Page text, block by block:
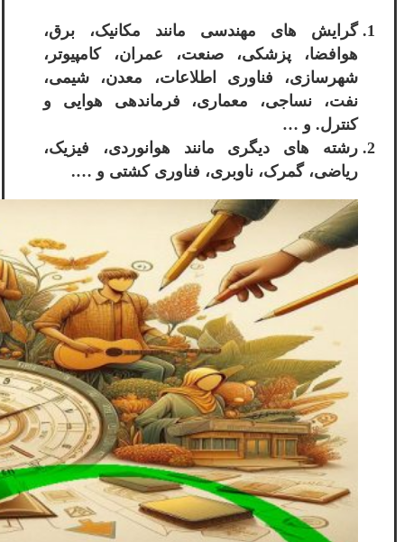
گرایش های مهندسی مانند مکانیک، برق،
هوافضا، پزشکی، صنعت، عمران، کامپیوتر،
شهرسازی، فناوری اطلاعات، معدن، شیمی،
نفت، نساجی، معماری، فرماندهی هوایی و
کنترل. و …
رشته های دیگری مانند هوانوردی، فیزیک،
ریاضی، گمرک، ناوبری، فناوری کشتی و ….